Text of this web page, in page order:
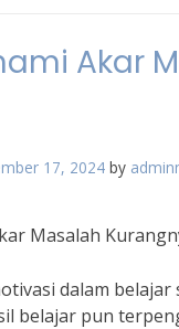
Akar
17, 2024 by
Masalah
dalam
belajar pun